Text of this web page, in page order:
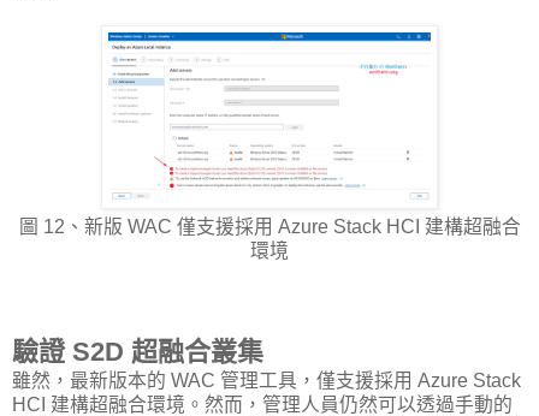
圖 12、新版 WAC 僅支援採用 Azure Stack HCI 建構超融合
環境
驗證 S2D 超融合叢集
雖然，最新版本的 WAC 管理工具，僅支援採用 Azure Stack
HCI 建構超融合環境。然而，管理人員仍然可以透過手動的